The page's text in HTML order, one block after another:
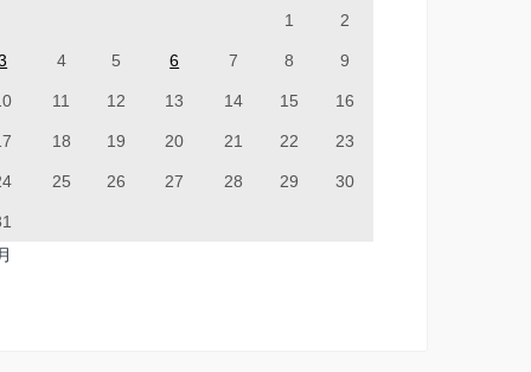
1 2
4 5 6 7 8 9
11 12 13 14 15 16
18 19 20 21 22 23
25 26 27 28 29 30